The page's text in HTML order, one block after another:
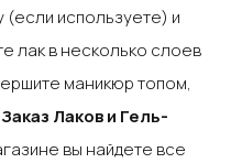
(если используете) и
лак в несколько слоев
маникюр топом,
Заказ Лаков и Гель-
вы найдете все